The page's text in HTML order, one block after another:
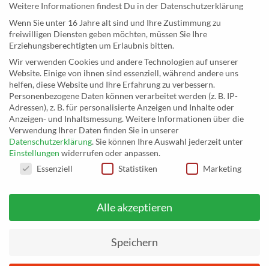
KONTAKT
MusicEggert
Inh. Rolf Eggert
Paulstraße 2a
19249 Lübtheen
Telefon: +493885551353
E-Mail:
musikhaus@musiceggert.de
PayPal E-Mail:info@musiceggert.de
auf musikhaus.musiceggert.de.
Weitere Informationen findest Du in der Datenschutzerklärung
Wenn Sie unter 16 Jahre alt sind und Ihre Zustimmung zu
freiwilligen Diensten geben möchten, müssen Sie Ihre
Erziehungsberechtigten um Erlaubnis bitten.
Wir verwenden Cookies und andere Technologien auf unserer
Website. Einige von ihnen sind essenziell, während andere uns
helfen, diese Website und Ihre Erfahrung zu verbessern.
Personenbezogene Daten können verarbeitet werden (z. B. IP-
Adressen), z. B. für personalisierte Anzeigen und Inhalte oder
Anzeigen- und Inhaltsmessung.Weitere Informationen über die
Verwendung Ihrer Daten finden Sie in unserer
Datenschutzerklärung.Sie können Ihre Auswahl jederzeit unter
Einstellungen widerrufen oder anpassen.
DATENSCHUTZEINSTELLUNGEN
Essenziell Statistiken Marketing
Alle akzeptieren
Speichern